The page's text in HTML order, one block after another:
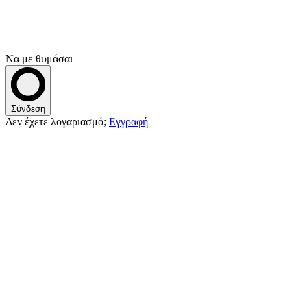
Να με θυμάσαι
Σύνδεση
Δεν έχετε λογαριασμό; Εγγραφή